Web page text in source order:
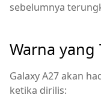
sebelumnya
Warna yang
Galaxy A27 akan
ketika dirilis: